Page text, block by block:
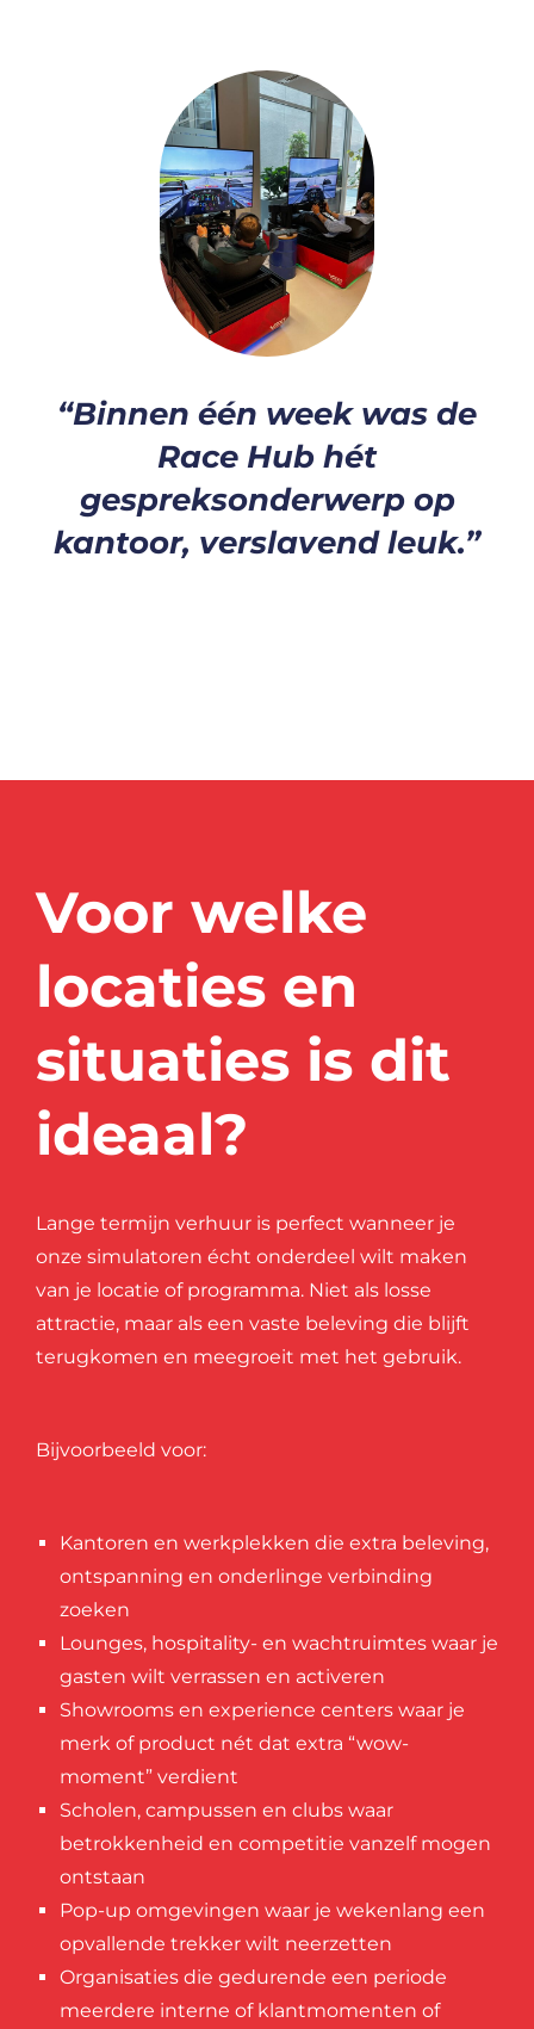
“Binnen één week was de
Race Hub hét
gespreksonderwerp op
kantoor, verslavend leuk.”
Voor welke
locaties en
situaties is dit
ideaal?
Lange termijn verhuur is perfect wanneer je
onze simulatoren écht onderdeel wilt maken
van je locatie of programma. Niet als losse
attractie, maar als een vaste beleving die blijft
terugkomen en meegroeit met het gebruik.
Bijvoorbeeld voor:
Kantoren en werkplekken die extra beleving,
ontspanning en onderlinge verbinding
zoeken
Lounges, hospitality- en wachtruimtes waar je
gasten wilt verrassen en activeren
Showrooms en experience centers waar je
merk of product nét dat extra “wow-
moment” verdient
Scholen, campussen en clubs waar
betrokkenheid en competitie vanzelf mogen
ontstaan
Pop-up omgevingen waar je wekenlang een
opvallende trekker wilt neerzetten
Organisaties die gedurende een periode
meerdere interne of klantmomenten of